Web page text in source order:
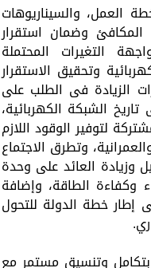
العمل، والسيناريوهات
المكافئ وضمان استقرار
التغيرات المحتملة
وتحقيق الاستقرار
الزيادة فى الطلب على
الشبكة الكهربائية،
لتوفير الوقود اللازم
وتطرق الاجتماع
وزيادة العائد على وحدة
وكفاءة الطاقة، وإضافة
إطار خطة الدولة للتحول
بتكامل وتنسيق مستمر مع